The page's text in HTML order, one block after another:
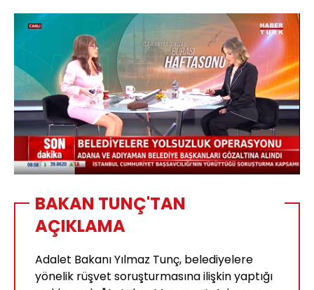
Sesi
Aç
Yüklendi:
2.54%
Oynatma
Hızı
BAKAN TUNÇ'TAN
AÇIKLAMA
Adalet Bakanı Yılmaz Tunç, belediyelere
yönelik rüşvet soruşturmasına ilişkin yaptığı